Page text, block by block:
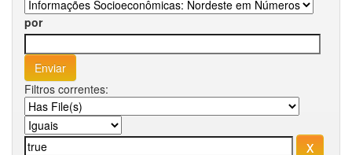
por
Filtros correntes: